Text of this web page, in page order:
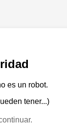
es un robot.
tener...)